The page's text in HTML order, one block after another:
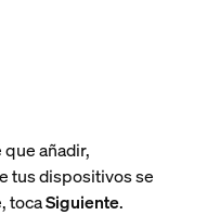
añadir,
tus dispositivos se
tocaSiguiente.